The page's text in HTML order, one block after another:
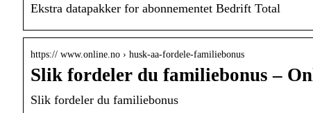
Ekstra datapakker for abonnementet Bedrift Total
https:// www.online.no › husk-aa-fordele-familiebonus
Slik fordeler du familiebonus –
Slik fordeler du familiebonus